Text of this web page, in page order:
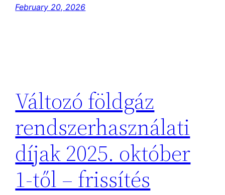
February 20, 2026
Változó földgáz
rendszerhasználati
díjak 2025. október
1-től – frissítés